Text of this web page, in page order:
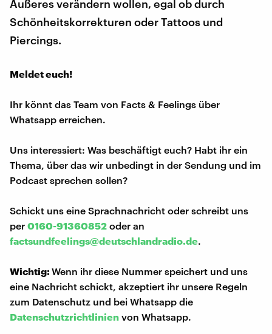
Äußeres verändern wollen, egal ob durch
Schönheitskorrekturen oder Tattoos und
Piercings.
Meldet euch!
Ihr könnt das Team von Facts & Feelings über
Whatsapp erreichen.
Uns interessiert: Was beschäftigt euch? Habt ihr ein
Thema, über das wir unbedingt in der Sendung und im
Podcast sprechen sollen?
Schickt uns eine Sprachnachricht oder schreibt uns
per 0160-91360852 oder an
factsundfeelings@deutschlandradio.de.
Wichtig:Wenn ihr diese Nummer speichert und uns
eine Nachricht schickt, akzeptiert ihr unsere Regeln
zum Datenschutz und bei Whatsapp die
Datenschutzrichtlinien von Whatsapp.